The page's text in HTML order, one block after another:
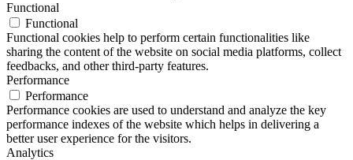
Functional
Functional
Functional cookies help to perform certain functionalities like
sharing the content of the website on social media platforms, collect
feedbacks, and other third-party features.
Performance
Performance
Performance cookies are used to understand and analyze the key
performance indexes of the website which helps in delivering a
better user experience for the visitors.
Analytics